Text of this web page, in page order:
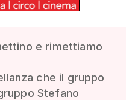
e rimettiamo
che il gruppo
Stefano